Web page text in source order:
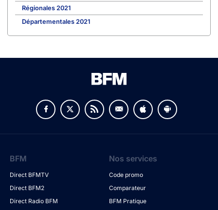
Régionales 2021
Départementales 2021
BFM
Direct BFMTV
Direct BFM2
Direct Radio BFM
Nos services
Code promo
Comparateur
BFM Pratique